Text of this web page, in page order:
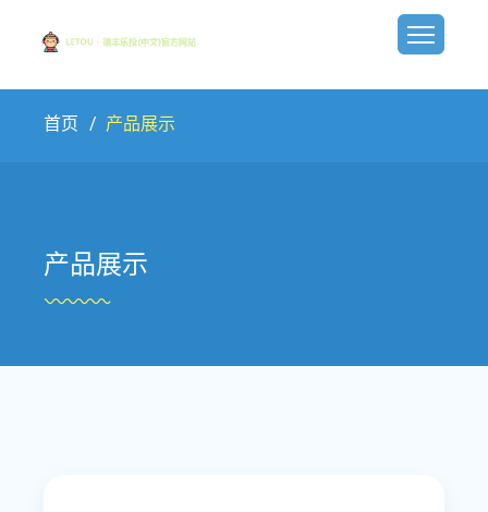
首页 产品展示
产品展示